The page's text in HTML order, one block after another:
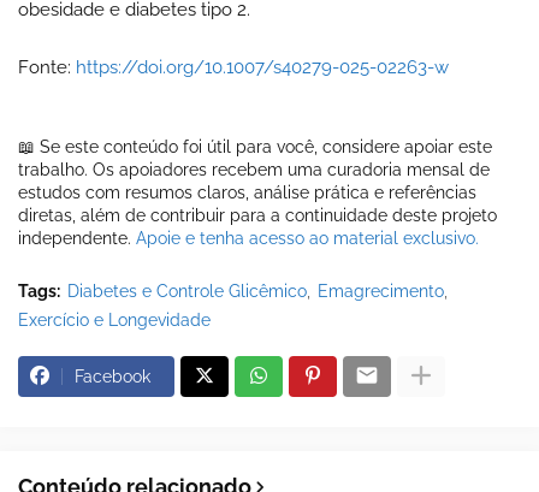
obesidade e diabetes tipo 2.
Fonte: https://doi.org/10.1007/s40279-025-02263-w
📖 Se este conteúdo foi útil para você, considere apoiar este
trabalho. Os apoiadores recebem uma curadoria mensal de
estudos com resumos claros, análise prática e referências
diretas, além de contribuir para a continuidade deste projeto
independente. Apoie e tenha acesso ao material exclusivo.
Tags: Diabetes e Controle Glicêmico
Emagrecimento
Exercício e Longevidade
Facebook
Conteúdo relacionado